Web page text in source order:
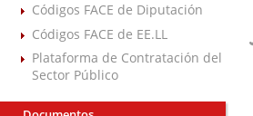
Códigos FACE de Diputación
Códigos FACE de EE.LL
Plataforma de Contratación del
Sector Público